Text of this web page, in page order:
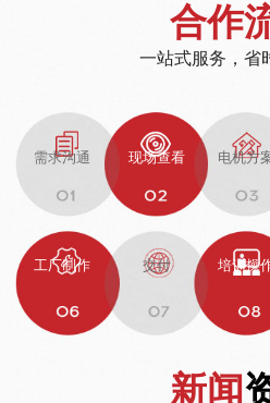
合作
一站式服务，省
需求沟通 现场查看 电机方
工厂制作 交付 培训操
新闻